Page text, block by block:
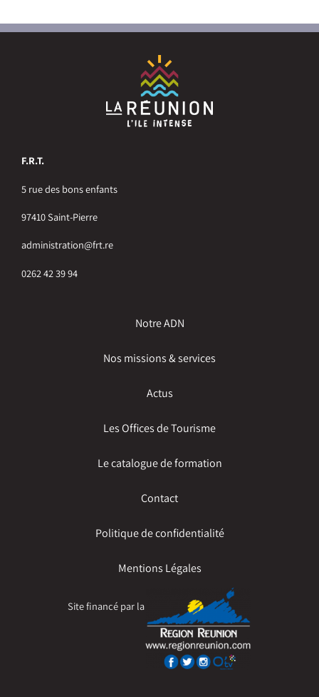
F.R.T.
5 rue des bons enfants
97410 Saint-Pierre
administration@frt.re
0262 42 39 94
Notre ADN
Nos missions & services
Actus
Les Offices de Tourisme
Le catalogue de formation
Contact
Politique de confidentialité
Mentions Légales
Site financé par la